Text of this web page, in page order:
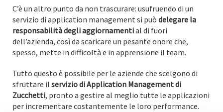
C’è un altro punto da non trascurare: usufruendo di un
servizio di application management si può delegare la
responsabilità degli aggiornamential di fuori
dell’azienda, così da scaricare un pesante onore che,
spesso, mette in difficoltà e in apprensione il team.
Tutto questo è possibile per le aziende che scelgono di
sfruttare il servizio di Application Management di
Zucchetti, pronto a gestire al meglio tutte le applicazioni
per incrementare costantemente le loro performance.